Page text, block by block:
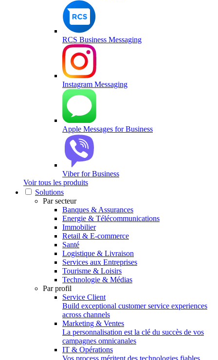
RCS Business Messaging
Instagram Messaging
Apple Messages for Business
Viber for Business
Voir tous les produits
Solutions
Par secteur
Banques & Assurances
Energie & Télécommunications
Immobilier
Retail & E-commerce
Santé
Logistique & Livraison
Services aux Entreprises
Tourisme & Loisirs
Technologie & Médias
Par profil
Service Client
Build exceptional customer service experiences
across channels
Marketing & Ventes
La personnalisation est la clé du succès de vos
campagnes omnicanales
IT & Opérations
Vos process méritent des technologies fiables,